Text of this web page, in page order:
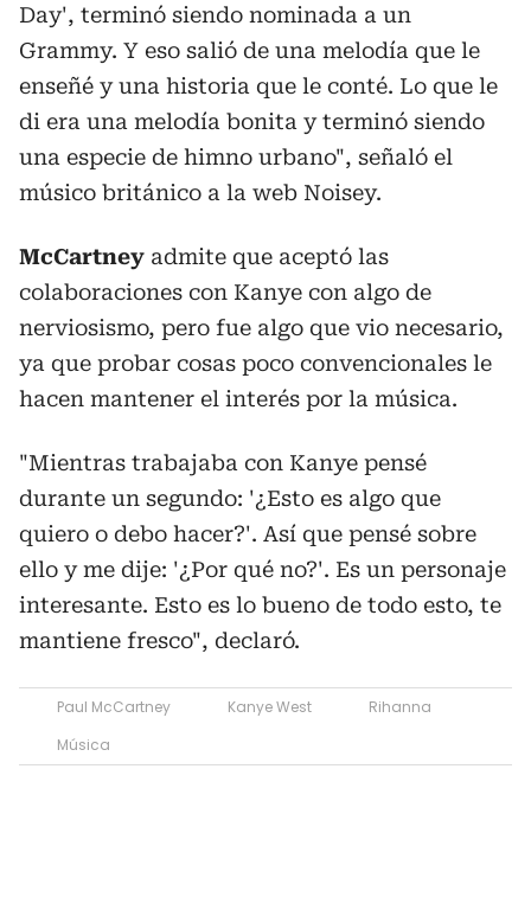
Day', terminó siendo nominada a un
Grammy. Y eso salió de una melodía que le
enseñé y una historia que le conté. Lo que le
di era una melodía bonita y terminó siendo
una especie de himno urbano", señaló el
músico británico a la web Noisey.
McCartney admite que aceptó las
colaboraciones con Kanye con algo de
nerviosismo, pero fue algo que vio necesario,
ya que probar cosas poco convencionales le
hacen mantener el interés por la música.
"Mientras trabajaba con Kanye pensé
durante un segundo: '¿Esto es algo que
quiero o debo hacer?'. Así que pensé sobre
ello y me dije: '¿Por qué no?'. Es un personaje
interesante. Esto es lo bueno de todo esto, te
mantiene fresco", declaró.
Paul McCartney Kanye West
Rihanna
Música